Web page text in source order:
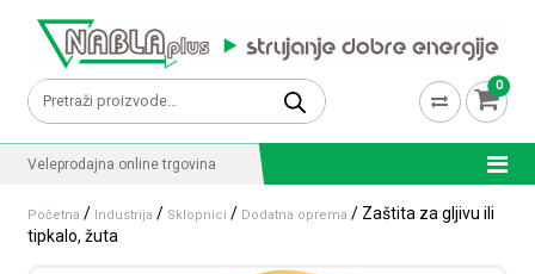
Pretraži: 0
Veleprodajna online trgovina
Početna / Industrija / Sklopnici / Dodatna oprema / Zaštita za gljivu ili
tipkalo, žuta